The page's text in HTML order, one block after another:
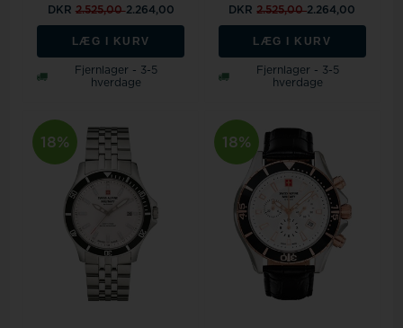
DKR 2.525,002.264,00
LÆG I KURV
Fjernlager - 3-5
hverdage
DKR2.525,002.264,00
LÆG I KURV
Fjernlager - 3-5
hverdage
18% 18%